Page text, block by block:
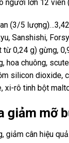
người lớn 12
(3/5
Sanshishi,
​​0,24 g) gừng,
hoa chuông,
silicon dioxide,
xi-rô tinh bột
giảm mỡ
giảm cân hiệu